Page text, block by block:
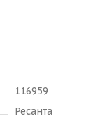
116959
Ресанта